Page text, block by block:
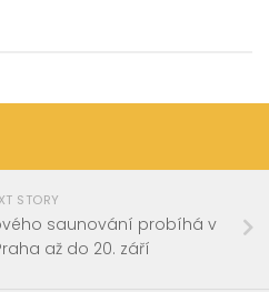
STORY
saunování probíhá v
až do 20. září